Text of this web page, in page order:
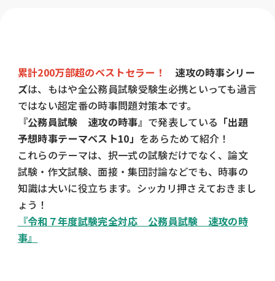
累計200万部超のベストセラー！ 速攻の時事シリー
ズは、もはや全公務員試験受験生必携といっても過言
ではない超定番の時事問題対策本です。
『公務員試験 速攻の時事』 で発表している 「出題
予想時事テーマベスト10」 をあらためて紹介！
これらのテーマは、択一式の試験だけでなく、論文
試験・作文試験、面接・集団討論などでも、時事の
知識は大いに役立ちます。 シッカリ押さえておきまし
ょう！
『令和７年度試験完全対応 公務員試験 速攻の時
事』